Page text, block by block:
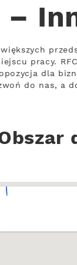
pracy.
dla
do nas, a